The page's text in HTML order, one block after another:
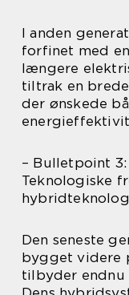
I anden
forfinet med
længere
tiltrak en
der ønskede
– Bulletpoint
Teknologiske
Den seneste
bygget videre
tilbyder endnu